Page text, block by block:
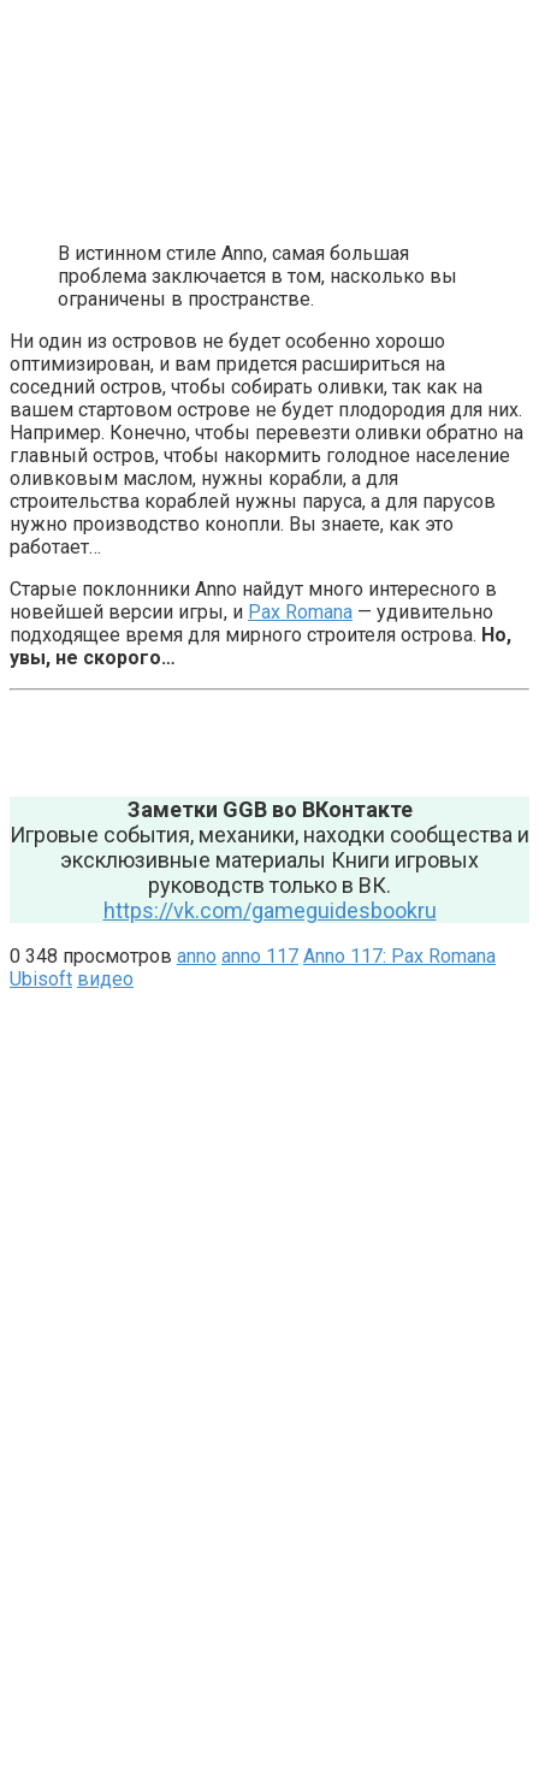
В истинном стиле Anno, самая большая
проблема заключается в том, насколько вы
ограничены в пространстве.
Ни один из островов не будет особенно хорошо
оптимизирован, и вам придется расшириться на
соседний остров, чтобы собирать оливки, так как на
вашем стартовом острове не будет плодородия для них.
Например. Конечно, чтобы перевезти оливки обратно на
главный остров, чтобы накормить голодное население
оливковым маслом, нужны корабли, а для
строительства кораблей нужны паруса, а для парусов
нужно производство конопли. Вы знаете, как это
работает…
Старые поклонники Anno найдут много интересного в
новейшей версии игры, и Pax Romana — удивительно
подходящее время для мирного строителя острова. Но,
увы, не скорого…
Заметки GGB во ВКонтакте
Игровые события, механики, находки сообщества и
эксклюзивные материалы Книги игровых
руководств только в ВК.
https://vk.com/gameguidesbookru
0 348 просмотров anno anno 117 Anno 117: Pax Romana
Ubisoft видео